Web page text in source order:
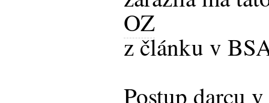
OZ
z článku v
Postup darcu